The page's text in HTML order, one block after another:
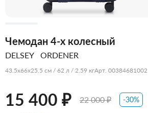
Чемодан 4-х колесный
DELSEY ORDENER
43.5x66x25.5 см / 62 л / 2.59 кгАрт. 00384681002
15 400 ₽ 22 000 ₽ -30%